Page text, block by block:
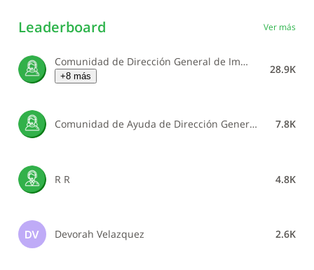
Leaderboard Ver más
Comunidad de Dirección General de Impuestos Internos
+8 más
28.9K
Comunidad de Ayuda de Dirección General de Impuestos Internos 7.8K
R R 4.8K
DV Devorah Velazquez 2.6K